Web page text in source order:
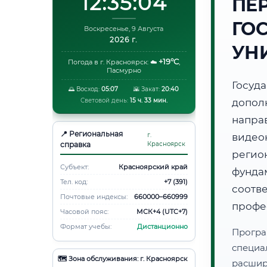
Воскресенье, 9 Августа
2026 г.
Погода в г. Красноярск: ☁️ +19°C,
Пасмурно
🌅 Восход:05:07 🌇 Закат: 20:40
Световой день: 15 ч. 33 мин.
📍 Региональная
справка
г.
Красноярск
Субъект:
Красноярский край
Тел. код:
+7 (391)
Почтовые индексы:
660000–660999
Часовой пояс:
МСК+4 (UTC+7)
Формат учебы:
Дистанционно
🗺️ Зона обслуживания: г. Красноярск